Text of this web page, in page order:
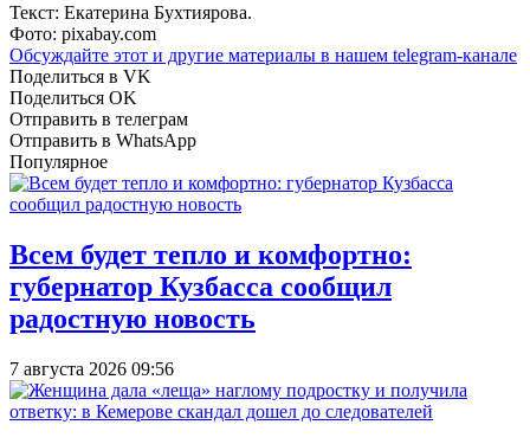
Текст: Екатерина Бухтиярова.
Фото: pixabay.com
Обсуждайте этот и другие материалы в нашем telegram-канале
Поделиться в VK
Поделиться OK
Отправить в телеграм
Отправить в WhatsApp
Популярное
Всем будет тепло и комфортно:
губернатор Кузбасса сообщил
радостную новость
7 августа 2026 09:56